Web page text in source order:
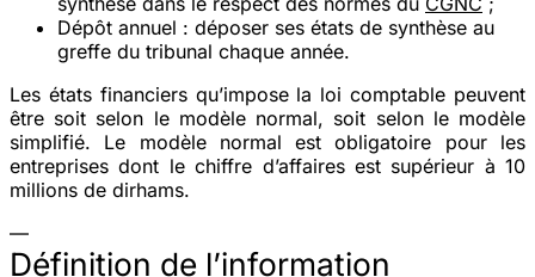
Dépôt annuel : déposer ses états de synthèse au
greffe du tribunal chaque année.
Les états financiers qu’impose la loi comptable peuvent
être soit selon le modèle normal, soit selon le modèle
simplifié. Le modèle normal est obligatoire pour les
entreprises dont le chiffre d’affaires est supérieur à 10
millions de dirhams.
—
Définition de l’information